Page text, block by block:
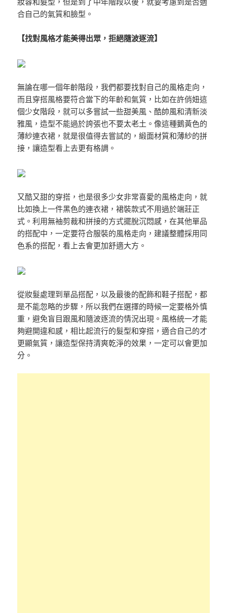
合自己的氣質和臉型。
【找對風格才能美得出眾，拒絕隨波逐流】
無論在哪一個年齡階段，我們都要找對自己的風格走向，
而且穿搭風格要符合當下的年齡和氣質，比如在許俏妞這
個少女階段，就可以多嘗試一些甜美風、酷帥風和清新淡
雅風，造型不能過於誇張也不要太老土。像這種鵝黃色的
薄紗連衣裙，就是很值得去嘗試的，緞面材質和薄紗的拼
接，讓造型看上去更有格調。
又酷又甜的穿搭，也是很多少女非常喜愛的風格走向，就
比如換上一件黑色的連衣裙，裙裝款式不用過於端莊正
式。利用無袖剪裁和拼接的方式擺脫沉悶感，在其他單品
的搭配中，一定要符合服裝的風格走向，建議整體採用同
色系的搭配，看上去會更加舒適大方。
從妝髮處理到單品搭配，以及最後的配飾和鞋子搭配，都
是不能忽略的步驟，所以我們在選擇的時候一定要格外慎
重，避免盲目跟風和隨波逐流的情況出現。風格統一才能
夠避開違和感，相比起流行的髮型和穿搭，適合自己的才
更顯氣質，讓造型保持清爽乾淨的效果，一定可以會更加
分。